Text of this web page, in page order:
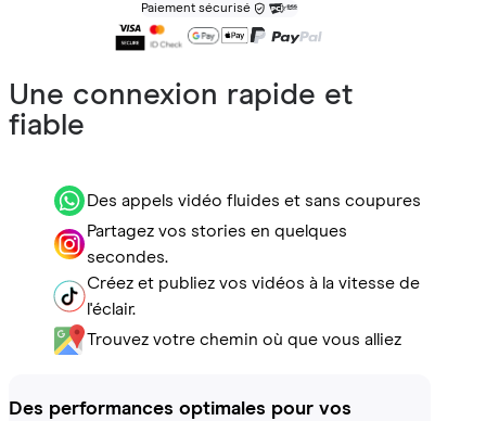
Paiement sécurisé
Une connexion rapide et
fiable
Des appels vidéo fluides et sans coupures
Partagez vos stories en quelques
secondes.
Créez et publiez vos vidéos à la vitesse de
l'éclair.
Trouvez votre chemin où que vous alliez
Des performances optimales pour vos